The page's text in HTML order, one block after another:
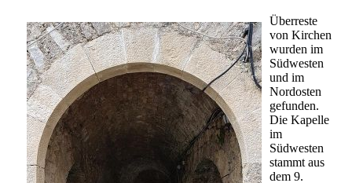
Überreste
von Kirchen
wurden im
Südwesten
und im
Nordosten
gefunden.
Die Kapelle
im
Südwesten
stammt aus
dem 9.